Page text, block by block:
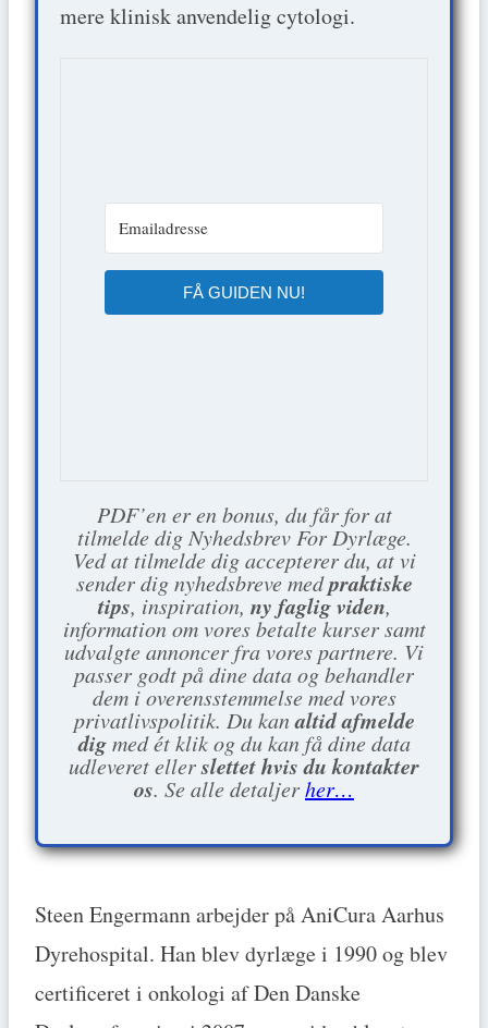
mere klinisk anvendelig cytologi.
FÅ GUIDEN NU!
PDF’en er en bonus, du får for at
tilmelde dig Nyhedsbrev For Dyrlæge.
Ved at tilmelde dig accepterer du, at vi
sender dig nyhedsbreve medpraktiske
tips, inspiration, ny faglig viden,
information om vores betalte kurser samt
udvalgte annoncer fra vores partnere. Vi
passer godt på dine data og behandler
dem i overensstemmelse med vores
privatlivspolitik. Du kanaltid afmelde
digmed ét klik og du kan få dine data
udleveret ellerslettet hvis du kontakter
os. Se alle detaljerher…
Steen Engermann arbejder på AniCura Aarhus
Dyrehospital. Han blev dyrlæge i 1990 og blev
certificeret i onkologi af Den Danske